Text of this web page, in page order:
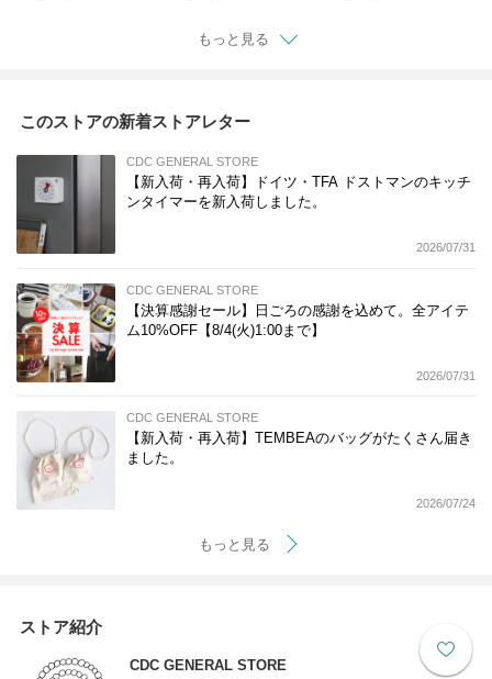
もっと見る
このストアの新着ストアレター
CDC GENERAL STORE
【新入荷・再入荷】ドイツ・TFA ドストマンのキッチ
ンタイマーを新入荷しました。
2026/07/31
CDC GENERAL STORE
【決算感謝セール】日ごろの感謝を込めて。全アイテ
ム10%OFF【8/4(火)1:00まで】
2026/07/31
CDC GENERAL STORE
【新入荷・再入荷】TEMBEAのバッグがたくさん届き
ました。
2026/07/24
もっと見る
ストア紹介
CDC GENERAL STORE